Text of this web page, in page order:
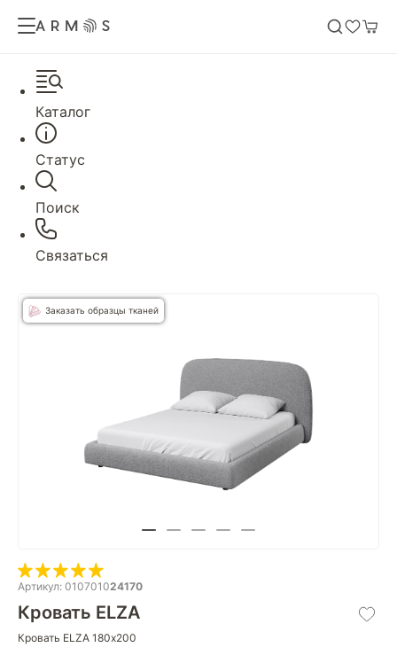
Каталог
Статус
Поиск
Связаться
Заказать образцы тканей
Артикул: 010701024170
Кровать ELZA
Кровать ELZA 180х200